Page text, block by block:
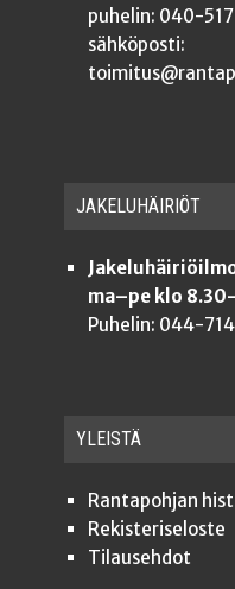
puhelin: 040-
sähköposti:
JAKE­LU­HÄI­RIÖT
ma–pe klo
Puhelin: 044-
YLEISTÄ
Ran­ta­poh­jan
Rekis­te­ri­se­los­te
Tilauseh­dot